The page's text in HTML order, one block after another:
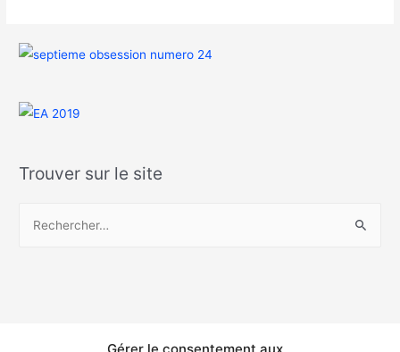
Trouver sur le site